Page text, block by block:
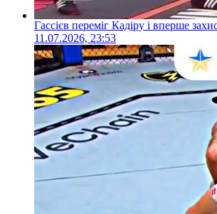
Гассієв переміг Кадіру і вперше
11.07.2026, 23:53